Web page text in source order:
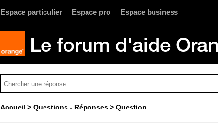
Espace particulier Espace pro Espace business
Le forum d'aide
Accueil Questions - Réponses Question